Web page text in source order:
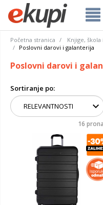
Početna stranica Knjige,
Poslovni darovi i galanterija
Poslovni darovi i
Sortiranje po:
16